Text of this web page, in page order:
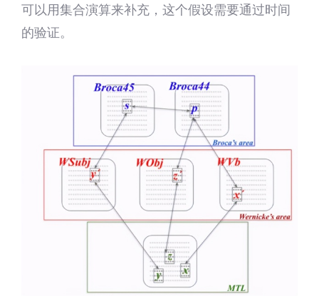
可以用集合演算来补充，这个假设需要通过时间
的验证。